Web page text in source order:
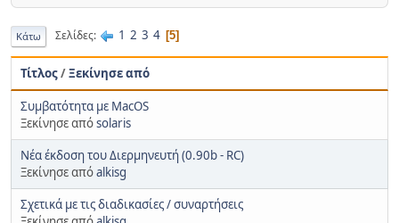
Κάτω Σελίδες 1 2 3 4 5
Τίτλος/Ξεκίνησε από
Συμβατότητα με MacOS
Ξεκίνησε απόsolaris
Νέα έκδοση του Διερμηνευτή (0.90b - RC)
Ξεκίνησε απόalkisg
Σχετικά με τις διαδικασίες / συναρτήσεις